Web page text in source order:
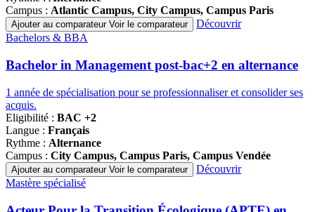
Campus : Atlantic Campus, City Campus, Campus Paris
Ajouter au comparateur Voir le comparateur
Découvrir
Famille
programmes
Bachelors & BBA
Bachelor in Management post-bac+2 en alternance
1 année de spécialisation pour se professionnaliser et consolider ses
acquis.
Eligibilité : BAC +2
Langue : Français
Rythme : Alternance
Campus : City Campus, Campus Paris, Campus Vendée
Ajouter au comparateur Voir le comparateur
Découvrir
Famille
programmes
Mastère spécialisé